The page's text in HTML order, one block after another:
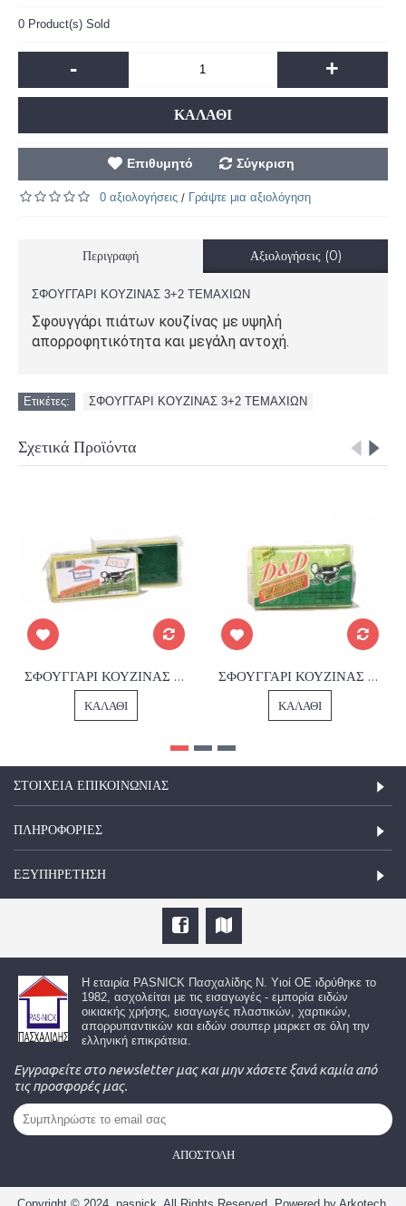
0 Product(s) Sold
- +
ΚΑΛΆΘΙ
Επιθυμητό Σύγκριση
0 αξιολογήσεις / Γράψτε μια αξιολόγηση
Περιγραφή Αξιολογήσεις (0)
ΣΦΟΥΓΓΑΡΙ ΚΟΥΖΙΝΑΣ 3+2 ΤΕΜΑΧΙΩΝ
Σφουγγάρι πιάτων κουζίνας με υψηλή
απορροφητικότητα και μεγάλη αντοχή.
Ετικέτες: ΣΦΟΥΓΓΑΡΙ ΚΟΥΖΙΝΑΣ 3+2 ΤΕΜΑΧΙΩΝ
Σχετικά Προϊόντα
ΣΦΟΥΓΓΑΡΙ ΚΟΥΖΙΝΑΣ 1005
ΚΑΛΆΘΙ
ΣΦΟΥΓΓΑΡΙ ΚΟΥΖΙΝΑΣ ΥΔΡΟΦΙΛΟ
ΚΑΛΆΘΙ
ΣΤΟΙΧΕΊΑ ΕΠΙΚΟΙΝΩΝΊΑΣ
ΠΛΗΡΟΦΟΡΙΕΣ
ΕΞΥΠΗΡΈΤΗΣΗ
Η εταιρία PASNICK Πασχαλίδης Ν. Υιοί ΟΕ ιδρύθηκε το
1982, ασχολείται με τις εισαγωγές - εμπορία ειδών
οικιακής χρήσης, εισαγωγές πλαστικών, χαρτικών,
απορρυπαντικών και ειδών σουπερ μαρκετ σε όλη την
ελληνική επικράτεια.
Εγγραφείτε στο newsletter μας και μην χάσετε ξανά καμία από
τις προσφορές μας.
ΑΠΟΣΤΟΛΉ